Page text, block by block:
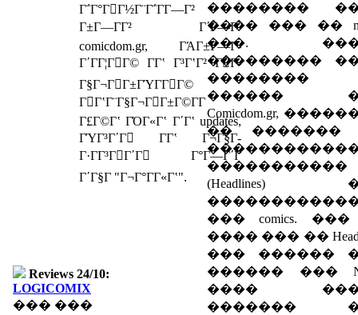
Γ΅Γ°ΓΓ½Γ¨Γ΅Γ­Γ―Γ²
Γ±Γ―ΓΓ² Γ΄Γ―Γ΅
comicdom.gr, ΓΆΓ±Γ―Γ­
Γ΄ΓΓ¦ΓΓ© Γ­Γʽ Γ³ΓʽΓ² ΓΓ­
Γ§Γ¬ΓΓ±ΓΎΓ­ΓΓ©
ΓΓʽΓ¨Γ§Γ¬ΓΓ±Γ©Γ­Γ
Γ£Γ©Γʽ ΓΌΓ«Γʽ Γ΄Γʽ updates,
ΓΎΓ³Γ΄Γ Γ­Γʽ Γ¬Γ§Γ­
Γ·ΓΓ³ΓΓ΄Γ Γ°Γ―Γ΄Γ
Γ΄Γ§Γ­ "Γ¬Γ°ΓΓ«Γʽ".
Reviews 24/10:
LOGICOMIX
��� ���
��������
���� ��� ��
���.
���������
��������
������
Comicdom.gr,
�� �������
�����������
(Headlines)
��� comics. ���
���� ��� ��
��� ������
������ ���
����
�������